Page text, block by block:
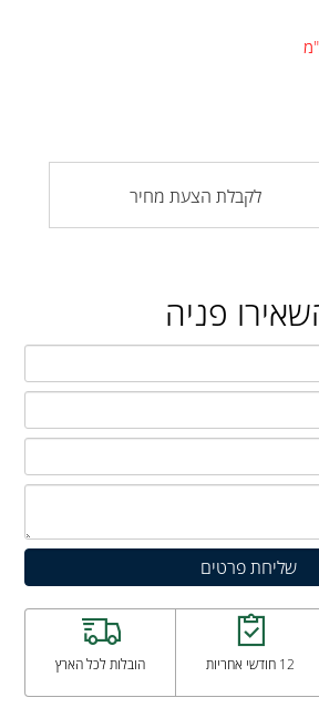
לקבלת הצעת מחיר
פניה
12 חודשי אחריות הובלות לכל הארץ